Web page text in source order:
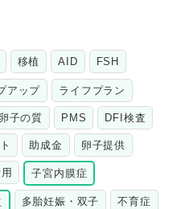
移植 AID FSH
アップ ライフプラン
卵子の質 PMS DFI検査
助成金 卵子提供
子宮内膜症
多胎妊娠・双子 不育症